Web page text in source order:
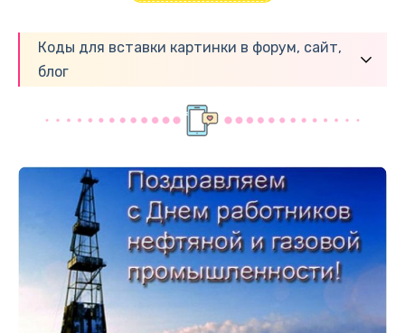
Коды для вставки картинки в форум, сайт,
блог